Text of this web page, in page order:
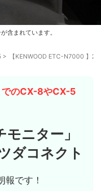
含まれています。
> 【KENWOOD ETC-N7000 】
のCX-8やCX-5
モニター」
ダコネクト
報です！